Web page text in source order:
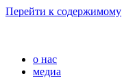
Перейти к содержимому
o нас
медиа